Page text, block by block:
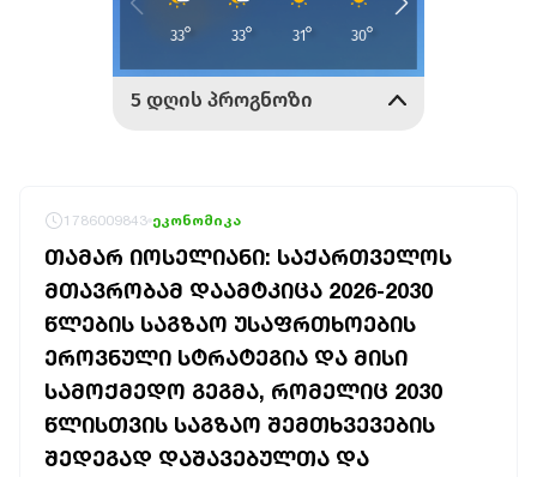
1786009843 ეკონომიკა
ᲗᲐᲛᲐᲠ ᲘᲝᲡᲔᲚᲘᲐᲜᲘ: ᲡᲐᲥᲐᲠᲗᲕᲔᲚᲝᲡ
ᲛᲗᲐᲕᲠᲝᲑᲐᲛ ᲓᲐᲐᲛᲢᲙᲘᲪᲐ 2026-2030
ᲬᲚᲔᲑᲘᲡ ᲡᲐᲒᲖᲐᲝ ᲣᲡᲐᲤᲠᲗᲮᲝᲔᲑᲘᲡ
ᲔᲠᲝᲕᲜᲣᲚᲘ ᲡᲢᲠᲐᲢᲔᲒᲘᲐ ᲓᲐ ᲛᲘᲡᲘ
ᲡᲐᲛᲝᲥᲛᲔᲓᲝ ᲒᲔᲒᲛᲐ, ᲠᲝᲛᲔᲚᲘᲪ 2030
ᲬᲚᲘᲡᲗᲕᲘᲡ ᲡᲐᲒᲖᲐᲝ ᲨᲔᲛᲗᲮᲕᲔᲕᲔᲑᲘᲡ
ᲨᲔᲓᲔᲒᲐᲓ ᲓᲐᲨᲐᲕᲔᲑᲣᲚᲗᲐ ᲓᲐ